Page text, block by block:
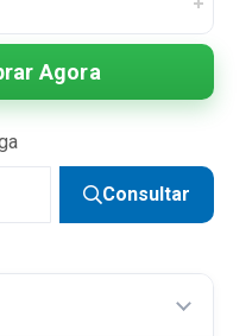
Agora
Consultar